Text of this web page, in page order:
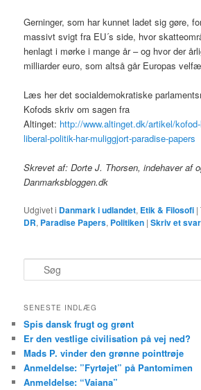
Gerninger, som har kunnet ladet sig gøre,
massivt svigt fra EU´s side, hvor
henlagt i mørke i mange år – og hvor der
milliarder euro, som altså går Europas
Læs her det socialdemokratiske
Kofods skriv om sagen fra
Altinget: http://www.altinget.dk/artikel/
liberal-politik-har-muliggjort-paradise-papers
Skrevet af: Dorte J. Thorsen, indehaver af
Danmarksbloggen.dk
Udgivet i Danmark i udlandet, Etik & Filosofi |
DR, Paradise Papers, Politiken |Skriv et svar
ø
SENESTE INDLÆG
Spis dansk frugt og grønt
Er den vestlige civilisation på vej ned?
Mads P. vinder den grønne pointtrøje
Anmeldelse: ”Fyrtøjet” på Pantomimen
Anmeldelse: “Vaiana”